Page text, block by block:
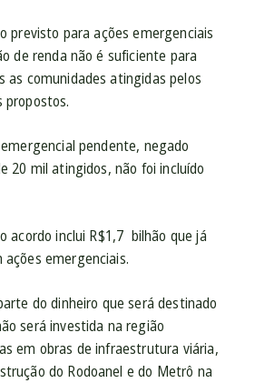
previsto para ações emergenciais
de renda não é suficiente para
as comunidades atingidas pelos
propostos.
pendente, negado
20 mil atingidos, não foi incluído
acordo inclui R$1,7 bilhão que já
emergenciais.
do dinheiro que será destinado
será investida na região
em obras de infraestrutura viária,
do Rodoanel e do Metrô na